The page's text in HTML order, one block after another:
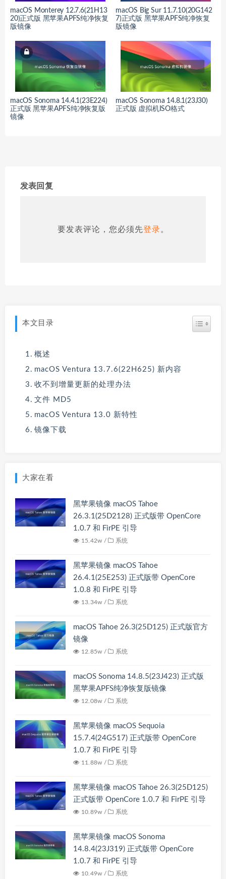
macOS Monterey 12.7.6(21H13
20)正式版 黑苹果APFS纯净恢复
版镜像
macOS Big Sur 11.7.10(20G142
7)正式版 黑苹果APFS纯净恢复
版镜像
macOS Sonoma 14.4.1(23E224)
正式版 黑苹果APFS纯净恢复版
镜像
macOS Sonoma 14.8.1(23J30)
正式版 虚拟机ISO格式
发表回复
要发表评论，您必须先登录。
本文目录
概述
macOS Ventura 13.7.6(22H625) 新内容
收不到增量更新的处理办法
文件 MD5
macOS Ventura 13.0 新特性
镜像下载
大家在看
黑苹果镜像 macOS Tahoe
26.3.1(25D2128) 正式版带 OpenCore
1.0.7 和 FirPE 引导
15.42w / 系统
黑苹果镜像 macOS Tahoe
26.4.1(25E253) 正式版带 OpenCore
1.0.8 和 FirPE 引导
13.34w / 系统
macOS Tahoe 26.3(25D125) 正式版官方
镜像
12.85w / 系统
macOS Sonoma 14.8.5(23J423) 正式版
黑苹果APFS纯净恢复版镜像
12.08w / 系统
黑苹果镜像 macOS Sequoia
15.7.4(24G517) 正式版带 OpenCore
1.0.7 和 FirPE 引导
11.88w / 系统
黑苹果镜像 macOS Tahoe 26.3(25D125)
正式版带 OpenCore 1.0.7 和 FirPE 引导
10.89w / 系统
黑苹果镜像 macOS Sonoma
14.8.4(23J319) 正式版带 OpenCore
1.0.7 和 FirPE 引导
10.49w / 系统